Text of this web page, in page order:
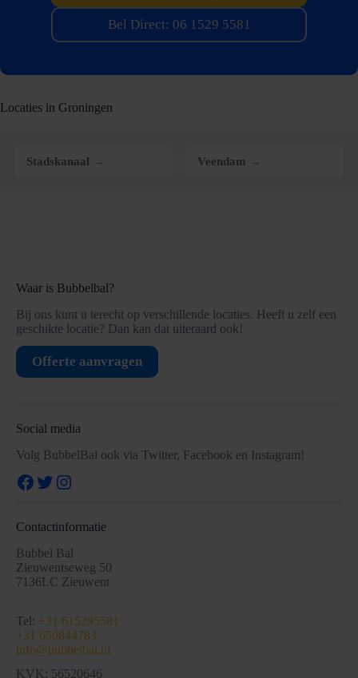
Bel Direct: 06 1529 5581
Locaties in Groningen
Stadskanaal → Veendam →
Waar is Bubbelbal?
Bij ons kunt u terecht op verschillende locaties. Heeft u zelf een
geschikte locatie? Dan kan dat uiteraard ook!
Offerte aanvragen
Social media
Volg BubbelBal ook via Twitter, Facebook en Instagram!
Facebook
Twitter
Instagram
Contactinformatie
Bubbel Bal
Zieuwentseweg 50
7136LC Zieuwent
Tel: +31 615295581
+31 650844783
info@bubbelbal.nl
KVK: 56520646